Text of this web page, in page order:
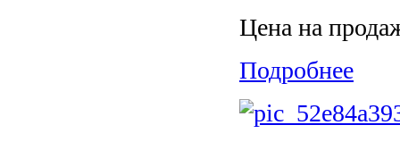
Цена на
Подробнее